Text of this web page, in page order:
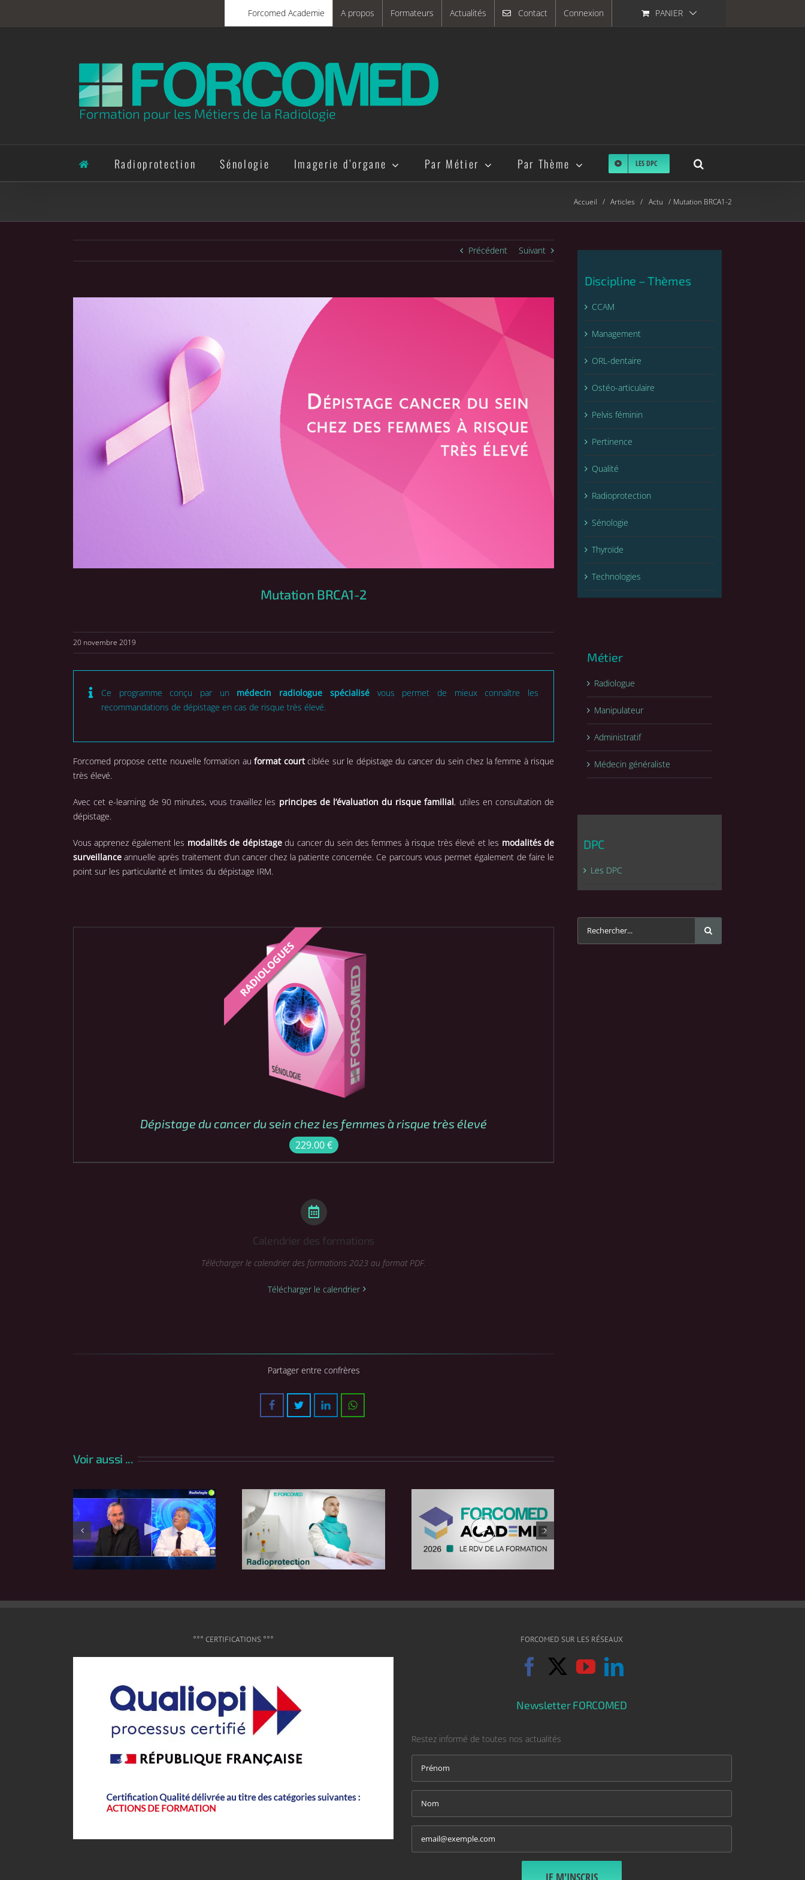
Forcomed Academie A propos Formateurs Actualités Contact Connexion PANIER
Formation pour les Métiers de la Radiologie
Radioprotection Sénologie Imagerie d’organe Par Métier Par Thème LES DPC
Accueil Articles Actu Mutation BRCA1-2
Précédent Suivant
Mutation BRCA1-2
20 novembre 2019
Ce programme conçu par un médecin radiologue spécialisévous permet de mieux connaître les
recommandations de dépistage en cas de risque très élevé.
Forcomed propose cette nouvelle formation au format courtciblée sur le dépistage du cancer du sein chez la femme à risque
très élevé.
Avec cet e-learning de 90 minutes, vous travaillez les principes de l’évaluation du risque familial, utiles en consultation de
dépistage.
Vous apprenez également les modalités de dépistagedu cancer du sein des femmes à risque très élevé et les modalités de
surveillance annuelle après traitement d’un cancer chez la patiente concernée. Ce parcours vous permet également de faire le
point sur les particularité et limites du dépistage IRM.
COMMANDER / APERÇU
Dépistage du cancer du sein chez les femmes à risque très élevé
229.00€
Calendrier des formations
Télécharger le calendrier des formations 2023 au format PDF.
Télécharger le calendrier
Partager entre confrères
FacebookTwitter LinkedIn
Voir aussi ...
Discipline – Thèmes
CCAM
Management
ORL-dentaire
Ostéo-articulaire
Pelvis féminin
Pertinence
Qualité
Radioprotection
Sénologie
Thyroïde
Technologies
Métier
Radiologue
Manipulateur
Administratif
Médecin généraliste
DPC
Les DPC
°°° CERTIFICATIONS °°° FORCOMED SUR LES RÉSEAUX
Newsletter FORCOMED
Restez informé de toutes nos actualités